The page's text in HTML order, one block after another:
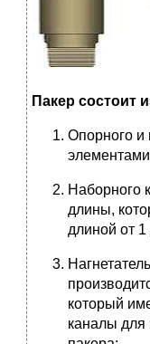
Пакер состоит
Опорного и
Наборного
длины,
длиной от
который
каналы для